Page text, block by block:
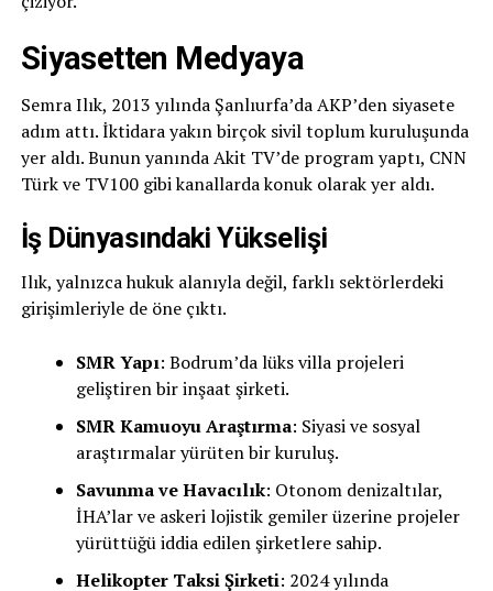
Siyasetten Medyaya
Semra Ilık, 2013 yılında Şanlıurfa’da AKP’den siyasete
adım attı. İktidara yakın birçok sivil toplum kuruluşunda
yer aldı. Bunun yanında Akit TV’de program yaptı, CNN
Türk ve TV100 gibi kanallarda konuk olarak yer aldı.
İş Dünyasındaki Yükselişi
Ilık, yalnızca hukuk alanıyla değil, farklı sektörlerdeki
girişimleriyle de öne çıktı.
SMR Yapı: Bodrum’da lüks villa projeleri
geliştiren bir inşaat şirketi.
SMR Kamuoyu Araştırma: Siyasi ve sosyal
araştırmalar yürüten bir kuruluş.
Savunma ve Havacılık: Otonom denizaltılar,
İHA’lar ve askeri lojistik gemiler üzerine projeler
yürüttüğü iddia edilen şirketlere sahip.
Helikopter Taksi Şirketi: 2024 yılında